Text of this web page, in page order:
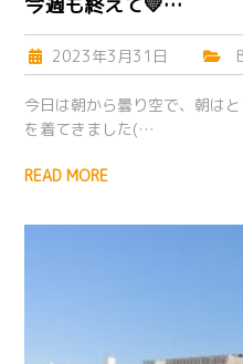
2023年3月31日
今日は朝から曇り空で、朝は
を着てきました(…
READ MORE